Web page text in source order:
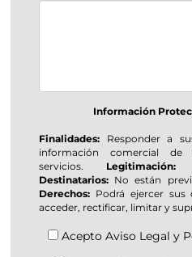
Información
Finalidades: Responder a
información comercial
servicios. Legitimación:
Destinatarios: No están
Derechos: Podrá ejercer sus
acceder, rectificar, limitar y
AceptoAviso Legal y